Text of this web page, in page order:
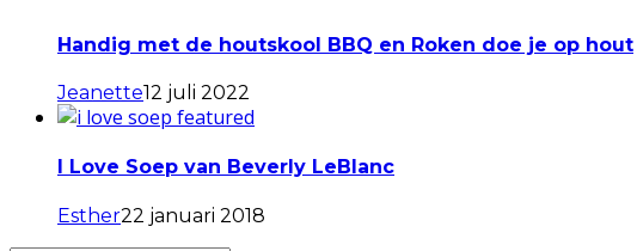
Handig met de houtskool BBQ en Roken doe je op hout
Jeanette12 juli 2022
I Love Soep van Beverly LeBlanc
Esther22 januari 2018